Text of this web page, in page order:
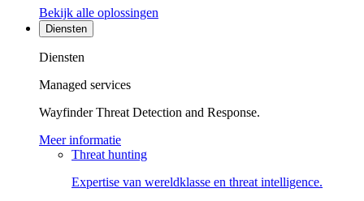
Bekijk alle oplossingen
Diensten
Diensten
Managed services
Wayfinder Threat Detection and Response.
Meer informatie
Threat hunting
Expertise van wereldklasse en threat intelligence.